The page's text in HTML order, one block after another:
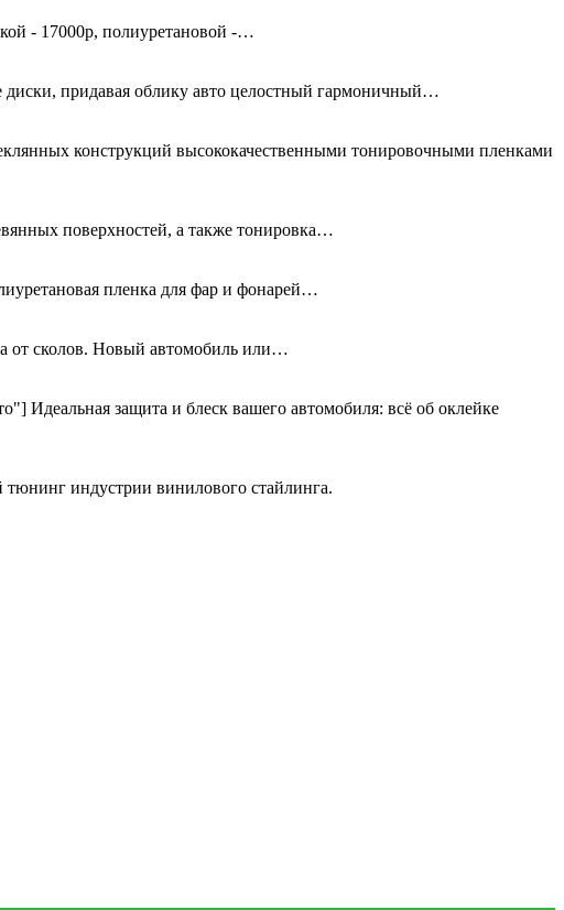
- 17000р, полиуретановой -…
придавая облику авто целостный гармоничный…
конструкций высококачественными тонировочными пленками
поверхностей, а также тонировка…
пленка для фар и фонарей…
от сколов. Новый автомобиль или…
Идеальная защита и блеск вашего автомобиля: всё об оклейке
индустрии винилового стайлинга.